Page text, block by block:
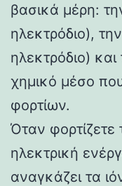
βασικά μέρη:
ηλεκτρόδιο),
ηλεκτρόδιο)
χημικό μέσο
φορτίων.
Όταν
ηλεκτρική
αναγκάζει τα